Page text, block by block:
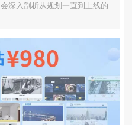
深入剖析从规划一直到上线的